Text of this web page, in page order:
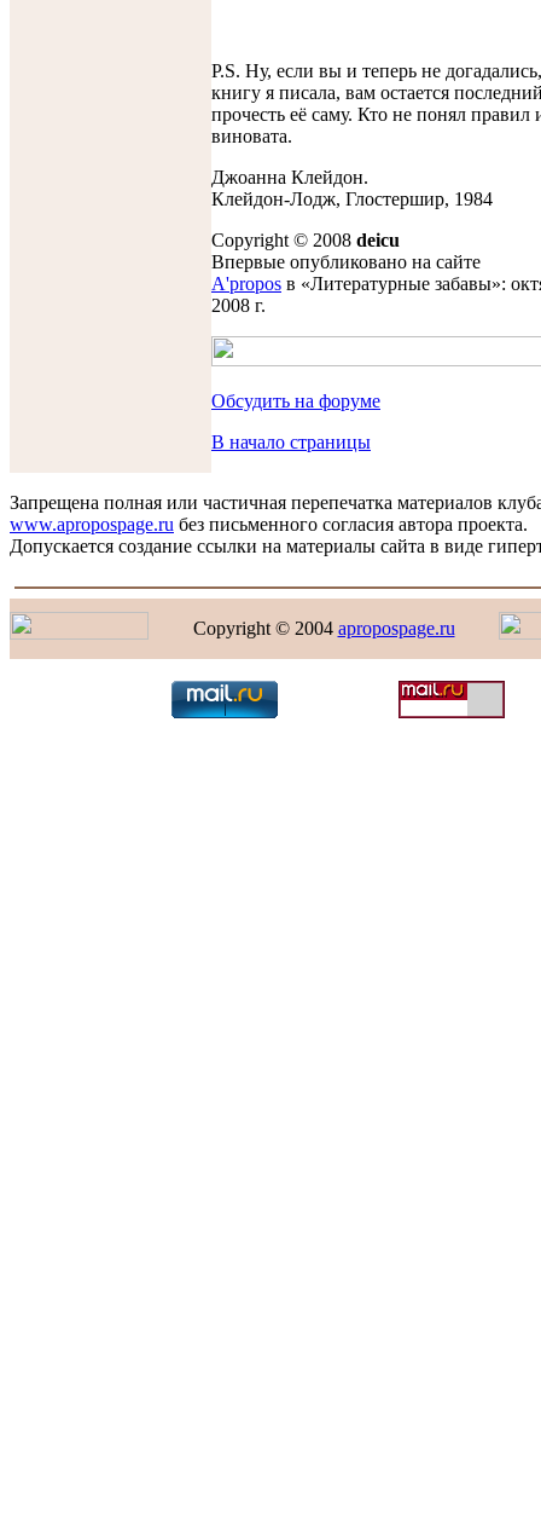
P.S. Ну, если вы и теперь не
книгу я писала, вам остается
прочесть её саму. Кто не понял правил
виновата.
Джоанна Клейдон.
Клейдон-Лодж, Глостершир, 1984
Copyright © 2008 deicu
Впервые опубликовано на сайте
A'propos в «Литературные забавы»:
2008 г.
Обсудить на форуме
В начало страницы
Запрещена полная или частичная перепечатка материалов
www.apropospage.ru без письменного согласия автора проекта.
Допускается создание ссылки на материалы сайта в виде
Copyright © 2004 apropospage.ru